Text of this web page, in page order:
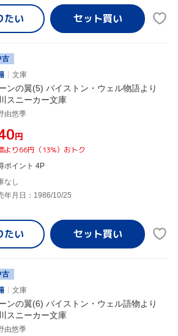
たい
古
文庫
ンの翼(5) バイストン・ウェル物語より
スニーカー文庫
由悠季
円
より66円（13%）おトク
ポイント 4P
なし
年月日：1986/10/25
たい
古
文庫
ンの翼(6) バイストン・ウェル語物より
スニーカー文庫
由悠季